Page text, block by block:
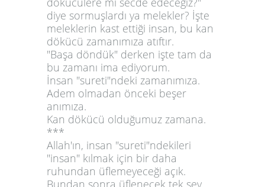
diye sormuşlardı ya melekler? İşte
meleklerin kast ettiği insan, bu kan
dökücü zamanımıza atıftır.
"Başa döndük" derken işte tam da
bu zamanı ima ediyorum.
İnsan "sureti"ndeki zamanımıza.
Adem olmadan önceki beşer
anımıza.
Kan dökücü olduğumuz zamana.
***
Allah'ın, insan "sureti"ndekileri
"insan" kılmak için bir daha
ruhundan üflemeyeceği açık.